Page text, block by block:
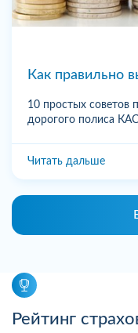
Как правильно
10 простых советов
дорогого полиса
Читать дальше
Рейтинг